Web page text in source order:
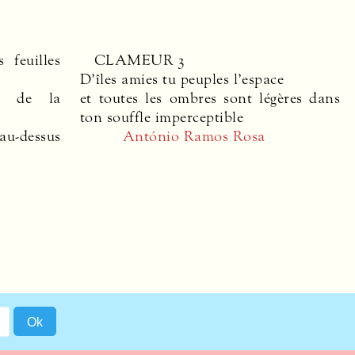
feuilles
de la
dessus
CLAMEUR 3
D’îles amies tu peuples l’espace
et toutes les ombres sont légères dans
ton souffle imperceptible
António Ramos Rosa